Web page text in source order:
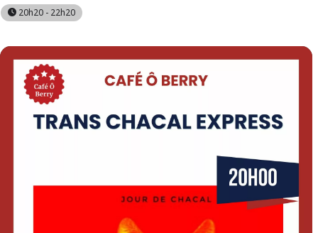
20h20 - 22h20